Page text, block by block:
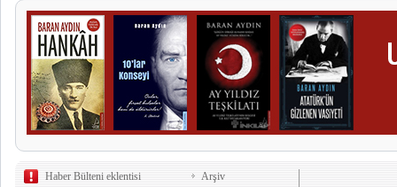
Haber Bülteni eklentisi
Arşiv